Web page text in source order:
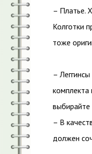
– Платье.
Колготки
тоже
–
комплекта
– В
должен